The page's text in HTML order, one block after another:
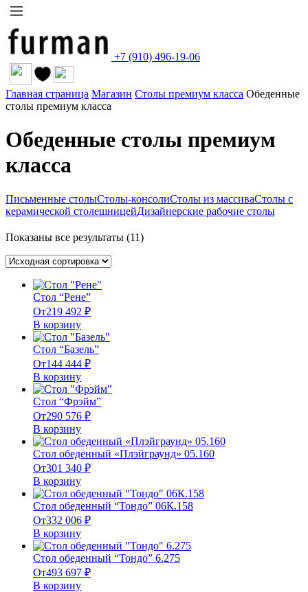
+7 (910) 496-19-06
Главная страница Магазин Столы премиум класса Обеденные
столы премиум класса
Обеденные столы премиум
класса
Письменные столыСтолы-консолиСтолы из массиваСтолы с
керамической столешницейДизайнерские рабочие столы
Показаны все результаты (11)
Стол “Рене”
От219 492 ₽
В корзину
Стол “Базель”
От144 444 ₽
В корзину
Стол “Фрэйм”
От290 576 ₽
В корзину
Стол обеденный «Плэйграунд» 05.160
От301 340 ₽
В корзину
Стол обеденный “Тондо” 06К.158
От332 006 ₽
В корзину
Стол обеденный “Тондо” 6.275
От493 697 ₽
В корзину